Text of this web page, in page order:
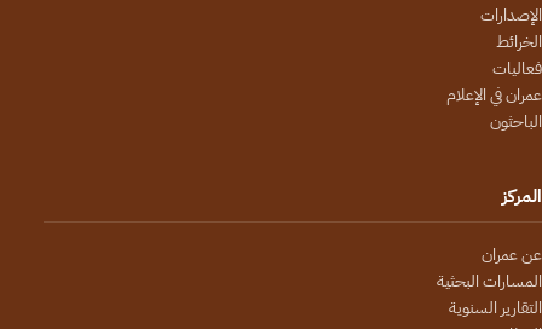
الإصدارات
الخرائط
فعاليات
عمران في الإعلام
الباحثون
المركز
عن عمران
المسارات البحثية
التقارير السنوية